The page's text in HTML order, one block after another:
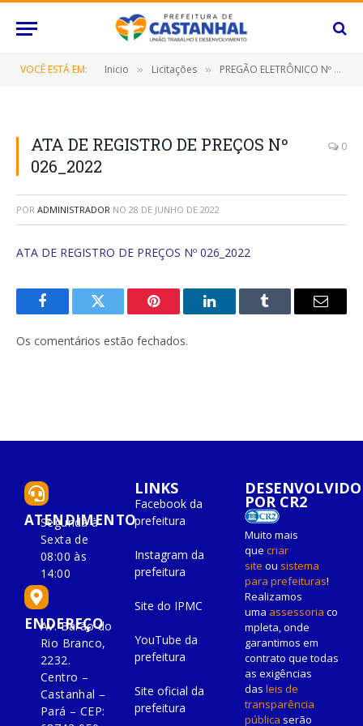
VOCÊ ESTÁ EM: Inicio » Licitações » PREGÃO ELETRÔNICO Nº 019/2022-SRP (CONTRATAÇÃO DE EMPRESA ESPECIALIZADA PARA FORNECIMENTO DE PNEUS, CÂMARAS E BATERIAS)
ATA DE REGISTRO DE PREÇOS Nº
026_2022
0
POR ADMINISTRADOR NO 28 DE JUNHO DE 2022
ATA DE REGISTRO DE PREÇOS Nº 026_2022
FacebookTwitter Pinterest O
Tumblr
E-
Os comentários estão fechados.
ATENDIMENTO
Segunda à
Sexta de
08:00 às
14:00
ENDEREÇO
Av. Barão do
Rio Branco,
2232.
Centro –
Castanhal –
Pará – CEP:
LINKS
Facebook da
prefeitura
Instagram da
prefeitura
Site do IPMC
YouTube da
prefeitura
Site oficial da
prefeitura
DESENVOLVIDO
POR CR2
Muito mais
que criar
site ou sistema
para prefeituras!
Realizamos
uma assessoria co
mpleta, onde
garantimos em
contrato que todas
as exigências
das leis de
transparência
pública serão